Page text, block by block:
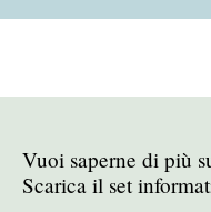
Vuoi saperne di più
Scarica il set